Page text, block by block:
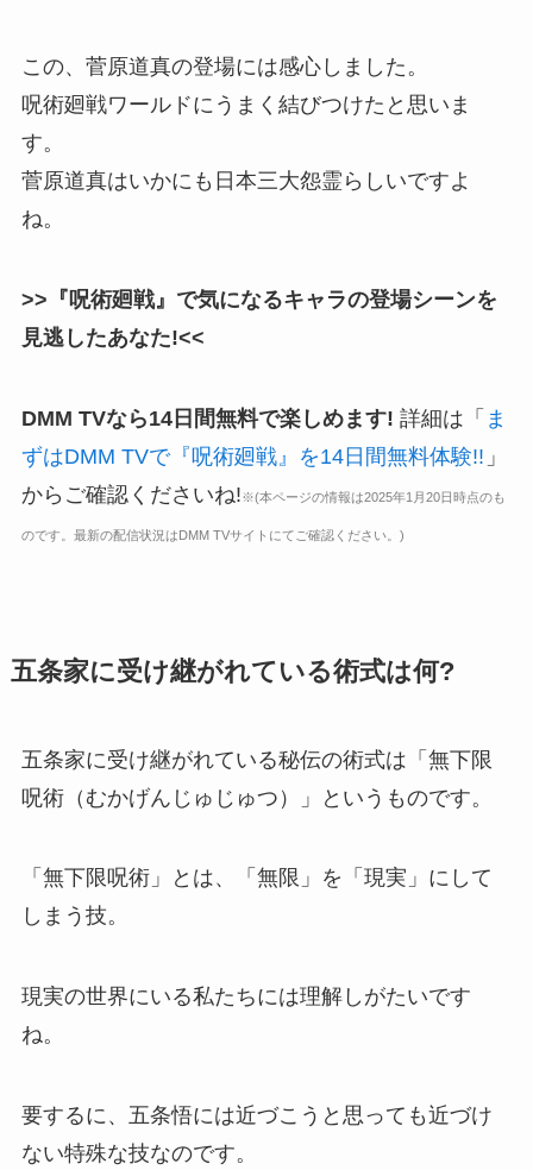
この、菅原道真の登場には感心しました。
呪術廻戦ワールドにうまく結びつけたと思いま
す。
菅原道真はいかにも日本三大怨霊らしいですよ
ね。
>>『呪術廻戦』で気になるキャラの登場シーンを
見逃したあなた!<<
DMM TVなら14日間無料で楽しめます! 詳細は「 ま
ずはDMM TVで『呪術廻戦』を14日間無料体験!! 」
からご確認くださいね!※(本ページの情報は2025年1月20日時点のも
のです。最新の配信状況はDMM TVサイトにてご確認ください。)
五条家に受け継がれている術式は何?
五条家に受け継がれている秘伝の術式は「無下限
呪術（むかげんじゅじゅつ）」というものです。
「無下限呪術」とは、「無限」を「現実」にして
しまう技。
現実の世界にいる私たちには理解しがたいです
ね。
要するに、五条悟には近づこうと思っても近づけ
ない特殊な技なのです。